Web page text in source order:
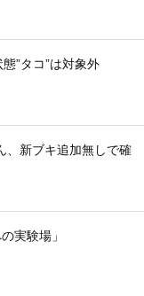
態”タコ”は対象外
、新ブキ追加無しで確
実験場」